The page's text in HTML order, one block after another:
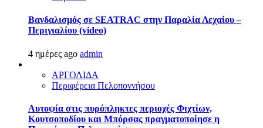
Βανδαλισμός σε SEATRAC στην Παραλία Λεχαίου –
Περιγιαλίου (video)
4 ημέρες ago admin
ΑΡΓΟΛΙΔΑ
Περιφέρεια Πελοποννήσου
Αυτοψία στις πυρόπληκτες περιοχές Φιχτίων,
Κουτσοποδίου και Μπόρσας πραγματοποίησε η